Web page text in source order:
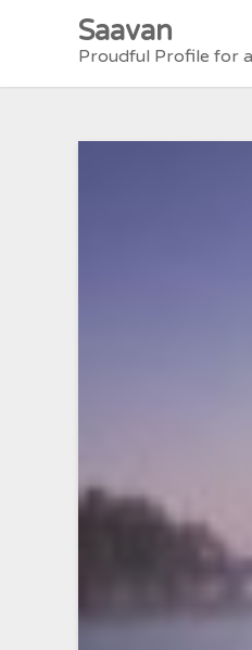
Saavan
Proudful Profile for